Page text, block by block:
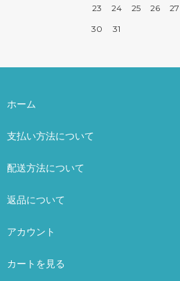
23
24 25 26 27
30
31
ホーム
支払い方法について
配送方法について
返品について
アカウント
カートを見る